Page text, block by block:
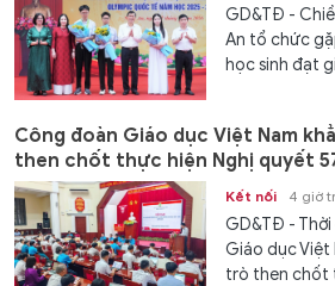
GD&TĐ -
An tổ chức
học sinh đạt
Công đoàn Giáo dục Việt Nam
then chốt thực hiện Nghị quyết
Kết nối 4 giờ
GD&TĐ -
Giáo dục Việt
trò then chốt